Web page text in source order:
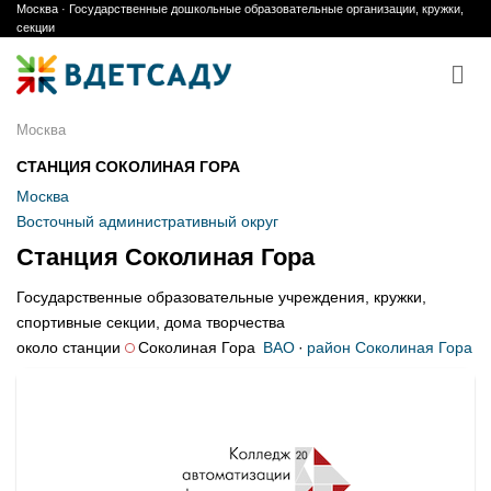
Skip
to
content
Москва · Государственные дошкольные образовательные организации, кружки,
секции
Москва
СТАНЦИЯ СОКОЛИНАЯ ГОРА
Москва
Восточный административный округ
Станция Соколиная Гора
Государственные образовательные учреждения, кружки,
спортивные секции, дома творчества
около станции
Соколиная Гора ВАО· район Соколиная Гора